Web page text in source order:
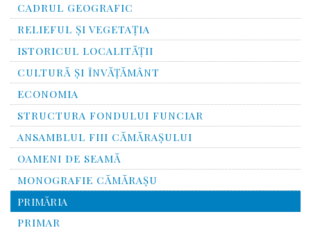
CADRUL GEOGRAFIC
RELIEFUL ŞI VEGETAŢIA
ISTORICUL LOCALITĂŢII
CULTURĂ ŞI ÎNVĂŢĂMÂNT
ECONOMIA
STRUCTURA FONDULUI FUNCIAR
ANSAMBLUL FIII CĂMĂRAŞULUI
OAMENI DE SEAMĂ
MONOGRAFIE CĂMĂRAŞU
PRIMĂRIA
PRIMAR